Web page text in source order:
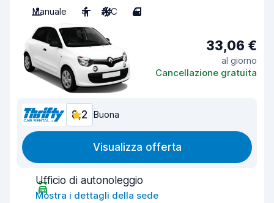
Manuale
4 A/C 4
33,06 €
al giorno
Cancellazione gratuita
8,2 Buona
Visualizza offerta
Ufficio di autonoleggio
Mostra i dettagli della sede